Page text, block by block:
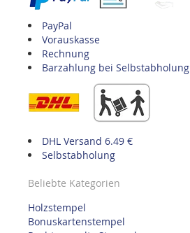
PayPal
Vorauskasse
Rechnung
Barzahlung bei Selbstabholung
DHL Versand 6.49 €
Selbstabholung
Beliebte Kategorien
Holzstempel
Bonuskartenstempel